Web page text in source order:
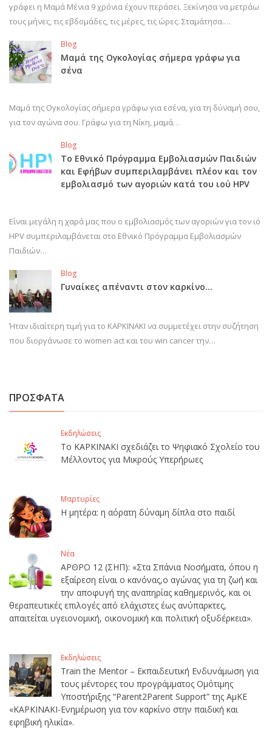
γράφει η Μαμά Μένια 9 χρόνια έχουν περάσει. Ξεκίνησα να μετράω
τους μήνες, τις εβδομάδες, τις μέρες, τις ώρες. Σταμάτησα.…
Blog
Μαμά της Ογκολογίας σήμερα γράφω για
σένα
Μαμά της Ογκολογίας σήμερα γράφω για εσένα, για τη δύναμή σου,
για τον αγώνα σου. Γράφω για τη Νίκη, μαμά…
Blog
Το Εθνικό Πρόγραμμα Εμβολιασμών Παιδιών
και Εφήβων συμπεριλαμβάνει πλέον και τον
εμβολιασμό των αγοριών κατά του ιού HPV
Είναι μεγάλη η χαρά μας που ο εμβολιασμός των αγοριών για τον ιό
HPV συμπεριλαμβάνεται στο Εθνικό Πρόγραμμα Εμβολιασμών
Παιδιών…
Blog
Γυναίκες απέναντι στον καρκίνο…
Ήταν ιδιαίτερη τιμή για το ΚΑΡΚΙΝΑΚΙ να συμμετέχει στην συζήτηση
που διοργάνωσε το women act και του win cancer την…
ΠΡΟΣΦΑΤΑ
Εκδηλώσεις
Το ΚΑΡΚΙΝΑΚΙ σχεδιάζει το Ψηφιακό Σχολείο του
Μέλλοντος για Μικρούς Υπερήρωες
Μαρτυρίες
Η μητέρα: η αόρατη δύναμη δίπλα στο παιδί
Νέα
ΑΡΘΡΟ 12 (ΣΗΠ): «Στα Σπάνια Νοσήματα, όπου η
εξαίρεση είναι ο κανόνας,ο αγώνας για τη ζωή και
την αποφυγή της αναπηρίας καθημερινός, και οι
θεραπευτικές επιλογές από ελάχιστες έως ανύπαρκτες,
απαιτείται υγειονομική, οικονομική και πολιτική οξυδέρκεια».
Εκδηλώσεις
Train the Mentor – Εκπαιδευτική Ενδυνάμωση για
τους μέντορες του προγράμματος Ομότιμης
Υποστήριξης “Parent2Parent Support” της ΑμΚΕ
«ΚΑΡΚΙΝΑΚΙ-Ενημέρωση για τον καρκίνο στην παιδική και
εφηβική ηλικία».